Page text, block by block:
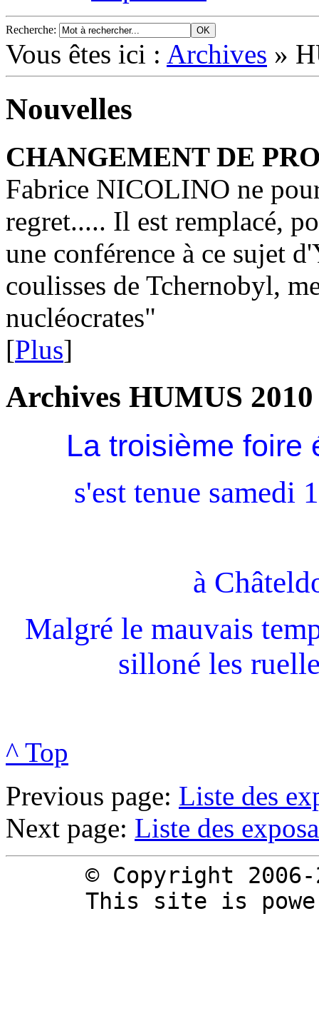
Recherche:
Vous êtes ici : Archives »
Nouvelles
CHANGEMENT DE
Fabrice NICOLINO ne
regret..... Il est remplacé,
une conférence à ce sujet
coulisses de Tchernobyl,
nucléocrates"
[Plus]
Archives HUMUS 2010
La troisième
s'est tenue samedi
à
Malgré le mauvais
silloné les
^ Top
Previous page: Liste des
Next page: Liste des
© Copyright 2006-
This site is